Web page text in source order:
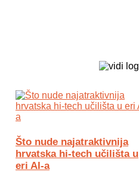
Što nude najatraktivnija
hrvatska hi-tech učilišta u
eri AI-a